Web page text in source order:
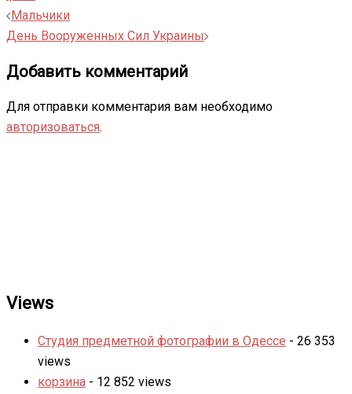
Навигация
записи
Мальчики
День Вооруженных Сил Украины
Добавить комментарий
Для отправки комментария вам необходимо
авторизоваться.
Views
Студия предметной фотографии в Одессе - 26 353
views
корзина - 12 852 views